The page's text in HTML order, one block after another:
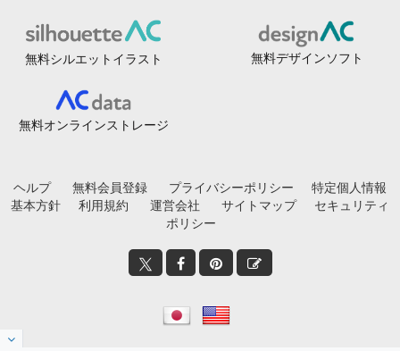
無料シルエットイラスト 無料デザインソフト
無料オンラインストレージ
ヘルプ 無料会員登録 プライバシーポリシー
特定個人情報
基本方針
利用規約 運営会社 サイトマップ
セキュリティ
ポリシー